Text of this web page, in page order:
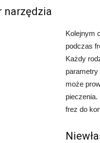
narzędzia
Kolejnym
podczas
Każdy
parametry
może
pieczenia.
frez do